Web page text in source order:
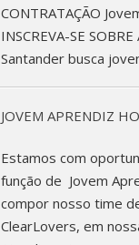
CONTRATAÇÃO
INSCREVA-SE SOBRE
Santander busca
JOVEM APRENDIZ
Estamos com
função de Jovem
compor nosso time
ClearLovers, em